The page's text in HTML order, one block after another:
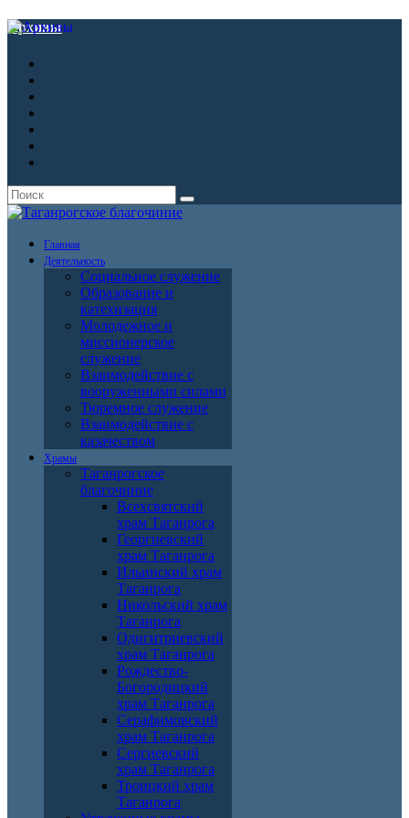
Архивы
Главная
Деятельность
Социальное служение
Образование и
катехизация
Молодежное и
миссионерское
служение
Взаимодействие с
вооруженными силами
Тюремное служение
Взаимодействие с
казачеством
Храмы
Таганрогское
благочиние
Всехсвятский
храм Таганрога
Георгиевский
храм Таганрога
Ильинский храм
Таганрога
Никольский храм
Таганрога
Одигитриевский
храм Таганрога
Рождество-
Богородицкий
храм Таганрога
Серафимовский
храм Таганрога
Сергиевский
храм Таганрога
Троицкий храм
Таганрога